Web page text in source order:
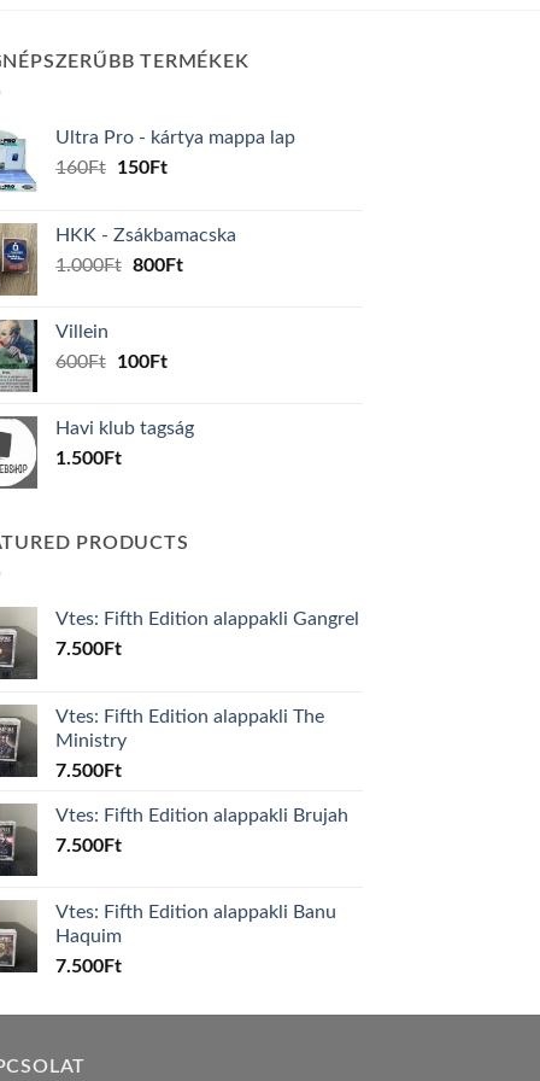
TERMÉKEK
Ultra Pro - kártya mappa lap
160Ft
Original
160Ft.
150FtCurrent
150Ft.
HKK - Zsákbamacska
1.000Ft Original
800FtCurrent
Villein
600Ft
Original
600Ft.
100FtCurrent
100Ft.
Havi klub tagság
1.500Ft
PRODUCTS
Vtes: Fifth Edition alappakli Gangrel
7.500Ft
Vtes: Fifth Edition alappakli The
Ministry
7.500Ft
Vtes: Fifth Edition alappakli Brujah
7.500Ft
Vtes: Fifth Edition alappakli Banu
Haquim
7.500Ft